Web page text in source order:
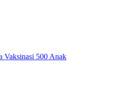
500 Anak